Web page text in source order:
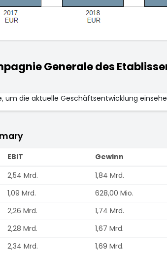
Generale des
um die aktuelle Geschäftsentwicklung
EBIT Gewinn
2,54 Mrd. 1,84 Mrd.
1,09 Mrd. 628,00 Mio.
2,26 Mrd. 1,74 Mrd.
2,28 Mrd. 1,67 Mrd.
2,34 Mrd. 1,69 Mrd.